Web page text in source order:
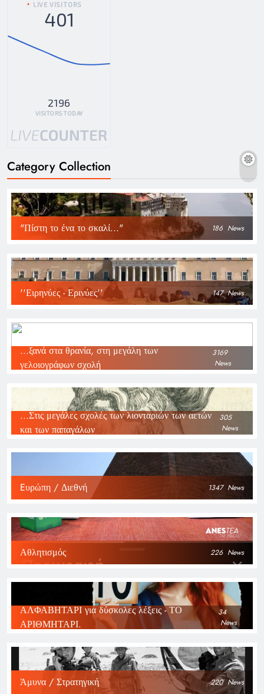
LIVE VISITORS
401
2196
VISITORS TODAY
Category Collection
"Πίστη το ένα το σκαλί..." 186 News
''Ειρηνύες - Ερινύες'' 147 News
...ξανά στα θρανία, στη μεγάλη των
γελοιογράφων σχολή
3169
News
...Στις μεγάλες σχολές των λιονταριών των αετών
και των παπαγάλων
305
News
Eυρώπη / Διεθνή 1347 News
Αθλητισμός 226 News
ΑΛΦΑΒΗΤΑΡΙ για δύσκολες λέξεις - ΤΟ
ΑΡΙΘΜΗΤΑΡΙ.
34
News
Άμυνα / Στρατηγική 220 News